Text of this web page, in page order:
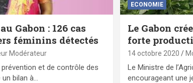
Gabon : 126 cas
féminins détectés
Modérateur
et de contrôle des
bilan à…
ECONOMIE
Le Gabon
forte
14 octobre 2020
Le Ministre de
encourageant une